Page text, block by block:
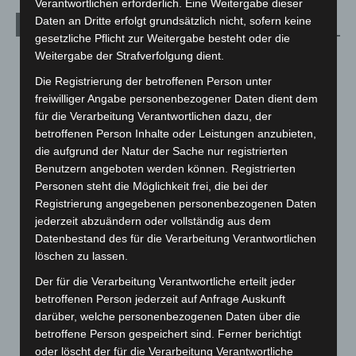
Archiv
August 2026(15)
Juli 2026(73)
Juni 2026(139)
Mai 2026(99)
April 2026(99)
März 2026
(115)
Februar 2026(109)
Januar 2026(122)
Dezember 2025
November 2025
(114)
Oktober 2025 (112)
September 2025(93)
August 2025 (90)
Verantwortlichen erforderlich. Eine Weitergabe dieser
Daten an Dritte erfolgt grundsätzlich nicht, sofern keine
gesetzliche Pflicht zur Weitergabe besteht oder die
Weitergabe der Strafverfolgung dient.
Die Registrierung der betroffenen Person unter
freiwilliger Angabe personenbezogener Daten dient dem
für die Verarbeitung Verantwortlichen dazu, der
betroffenen Person Inhalte oder Leistungen anzubieten,
die aufgrund der Natur der Sache nur registrierten
Benutzern angeboten werden können. Registrierten
Personen steht die Möglichkeit frei, die bei der
Registrierung angegebenen personenbezogenen Daten
jederzeit abzuändern oder vollständig aus dem
Datenbestand des für die Verarbeitung Verantwortlichen
löschen zu lassen.
Der für die Verarbeitung Verantwortliche erteilt jeder
betroffenen Person jederzeit auf Anfrage Auskunft
darüber, welche personenbezogenen Daten über die
betroffene Person gespeichert sind. Ferner berichtigt
oder löscht der für die Verarbeitung Verantwortliche